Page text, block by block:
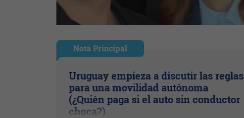
Nota Principal
Uruguay empieza a discutir las reglas
para una movilidad autónoma
(¿Quién paga si el auto sin conductor
choca?)